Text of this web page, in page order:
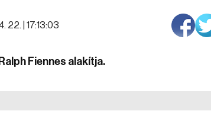
22. | 17:13:03
Fiennes alakítja.